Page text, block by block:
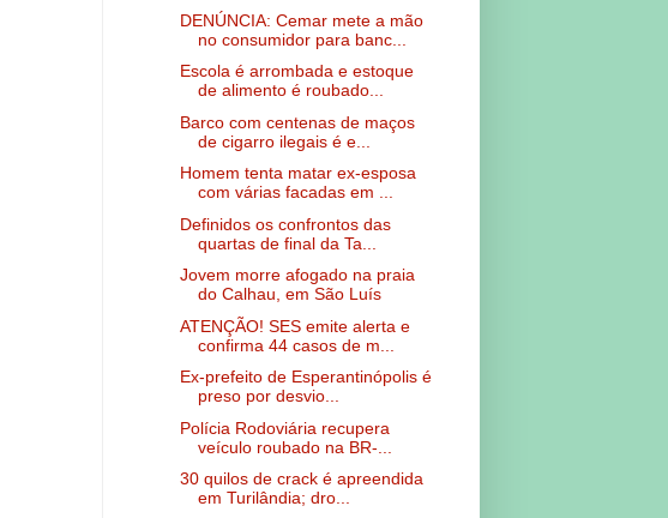
DENÚNCIA: Cemar mete a mão
no consumidor para banc...
Escola é arrombada e estoque
de alimento é roubado...
Barco com centenas de maços
de cigarro ilegais é e...
Homem tenta matar ex-esposa
com várias facadas em ...
Definidos os confrontos das
quartas de final da Ta...
Jovem morre afogado na praia
do Calhau, em São Luís
ATENÇÃO! SES emite alerta e
confirma 44 casos de m...
Ex-prefeito de Esperantinópolis é
preso por desvio...
Polícia Rodoviária recupera
veículo roubado na BR-...
30 quilos de crack é apreendida
em Turilândia; dro...